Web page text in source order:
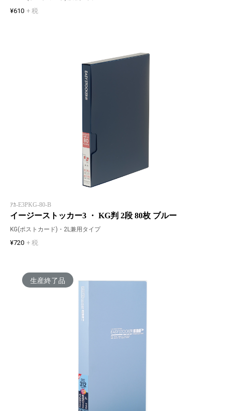
¥610 + 税
ｱｶ-E3PKG-80-B
イージーストッカー3 ・ KG判 2段 80枚 ブルー
KG(ポストカード)・2L兼用タイプ
¥720 + 税
生産終了品